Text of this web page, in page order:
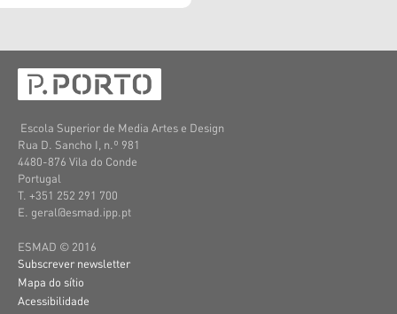
Escola Superior de Media Artes e Design
Rua D. Sancho I, n.º 981
4480-876 Vila do Conde
Portugal
T. +351 252 291 700
E. geral@esmad.ipp.pt
ESMAD © 2016
Subscrever newsletter
Mapa do sítio
Acessibilidade